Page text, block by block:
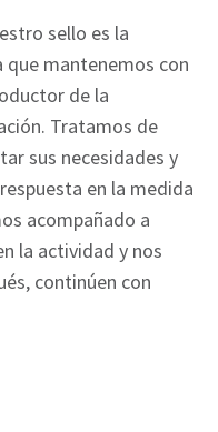
sello es la
que mantenemos con
de la
Tratamos de
sus necesidades y
en la medida
acompañado a
la actividad y nos
continúen con